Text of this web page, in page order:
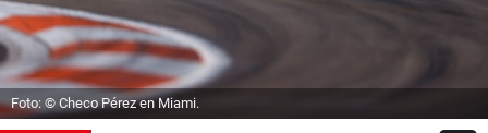
Foto: © Checo Pérez en Miami.